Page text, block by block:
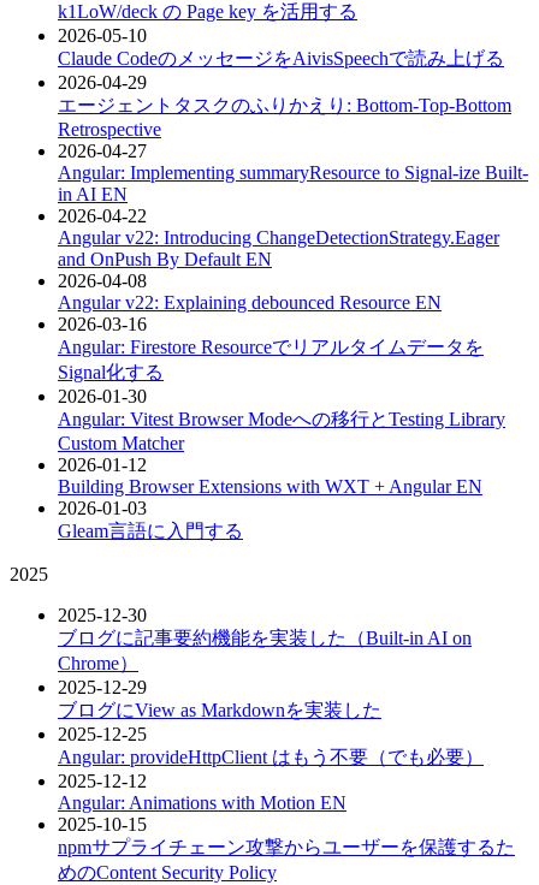
k1LoW/deck の Page key を活用する
2026-05-10
Claude CodeのメッセージをAivisSpeechで読み上げる
2026-04-29
エージェントタスクのふりかえり: Bottom-Top-Bottom
Retrospective
2026-04-27
Angular: Implementing summaryResource to Signal-ize Built-
in AI EN
2026-04-22
Angular v22: Introducing ChangeDetectionStrategy.Eager
and OnPush By Default EN
2026-04-08
Angular v22: Explaining debounced Resource EN
2026-03-16
Angular: Firestore Resourceでリアルタイムデータを
Signal化する
2026-01-30
Angular: Vitest Browser Modeへの移行とTesting Library
Custom Matcher
2026-01-12
Building Browser Extensions with WXT + Angular EN
2026-01-03
Gleam言語に入門する
2025
2025-12-30
ブログに記事要約機能を実装した（Built-in AI on
Chrome）
2025-12-29
ブログにView as Markdownを実装した
2025-12-25
Angular: provideHttpClient はもう不要（でも必要）
2025-12-12
Angular: Animations with Motion EN
2025-10-15
npmサプライチェーン攻撃からユーザーを保護するた
めのContent Security Policy